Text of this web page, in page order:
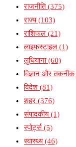
राजनीति(375)
राज्य(103)
राशिफल (21)
लाइफस्टाइल (1)
लुधियाना(60)
विज्ञान और तकनीक
विदेश (81)
शहर (376)
संपादकीय(1)
स्पोर्ट्स(5)
स्वास्थ्य(46)